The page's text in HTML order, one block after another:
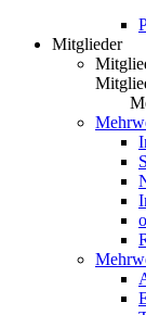
Mitglieder